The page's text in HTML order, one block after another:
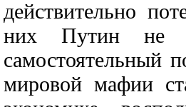
действительно
них Путин не
самостоятельный
мировой мафии